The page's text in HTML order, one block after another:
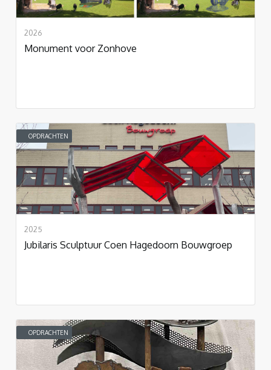
2026
Monument voor Zonhove
OPDRACHTEN
2025
Jubilaris Sculptuur Coen Hagedoorn Bouwgroep
OPDRACHTEN